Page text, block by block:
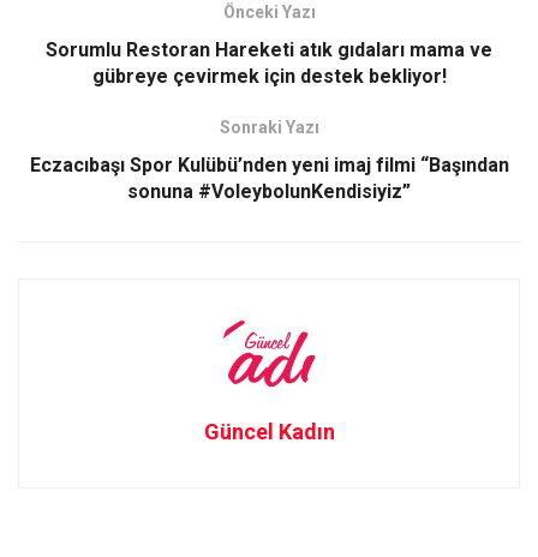
o
d
o
Önceki Yazı
Sorumlu Restoran Hareketi atık gıdaları mama ve
gübreye çevirmek için destek bekliyor!
Sonraki Yazı
Eczacıbaşı Spor Kulübü’nden yeni imaj filmi “Başından
sonuna #VoleybolunKendisiyiz”
Güncel Kadın